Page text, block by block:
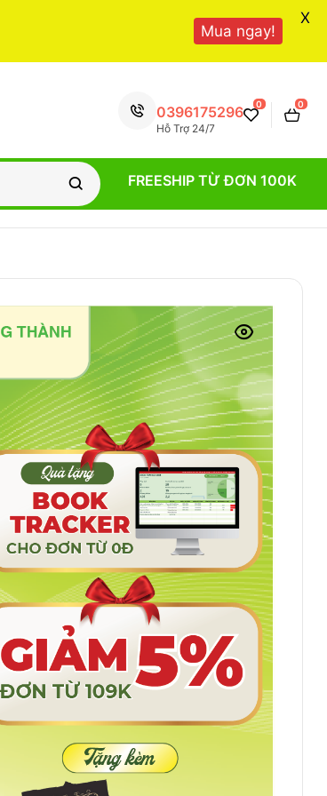
0396175296
Hỗ Trợ 24/7
0 0
FREESHIP TỪ ĐƠN 100K
Mua ngay!
X